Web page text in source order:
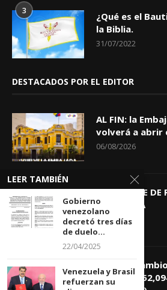
3
¿Qué es el
la Biblia.
31/07/2022
DESTACADOS POR EL EDITOR
AL FIN: la
volverá a abrir
06/08/2026
KEIKO TRAE DE
GIOVANNA
04/08/2026
Tasa de
de 2026:
LEER TAMBIÉN
Gobierno
venezolano
decretó tres días
de duelo...
22/04/2025
Venezuela y Brasil
refuerzan su